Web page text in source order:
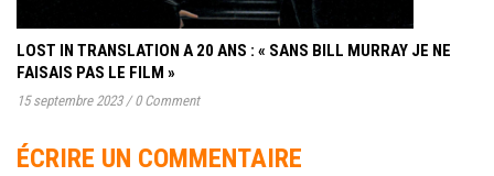
LOST IN TRANSLATION A 20 ANS : « SANS BILL MURRAY JE NE
FAISAIS PAS LE FILM »
15 septembre 2023 / 0 Comment
ÉCRIRE UN COMMENTAIRE